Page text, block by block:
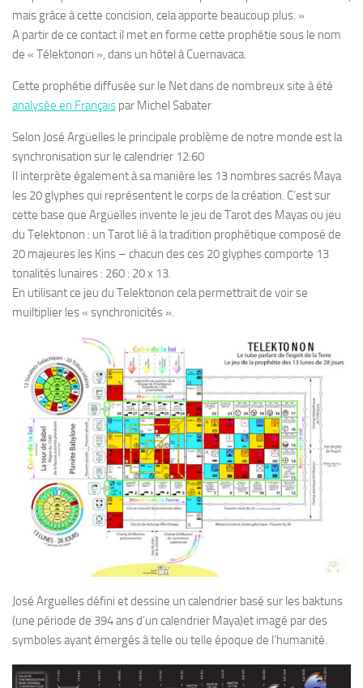
mais grâce à cette concision, cela apporte beaucoup plus. »
A partir de ce contact il met en forme cette prophétie sous le nom
de « Télektonon », dans un hôtel à Cuernavaca.
Cette prophétie diffusée sur le Net dans de nombreux site à été
analysée en Français par Michel Sabater
Selon José Argüelles le principale problème de notre monde est la
synchronisation sur le calendrier 12:60
Il interprète également à sa manière les 13 nombres sacrés Maya
les 20 glyphes qui représentent le corps de la création. C’est sur
cette base que Argüelles invente le jeu de Tarot des Mayas ou jeu
du Telektonon : un Tarot lié à la tradition prophétique composé de
20 majeures les Kins – chacun des ces 20 glyphes comporte 13
tonalités lunaires : 260 : 20 x 13.
En utilisant ce jeu du Telektonon cela permettrait de voir se
muiltiplier les « synchronicités ».
José Arguelles défini et dessine un calendrier basé sur les baktuns
(une période de 394 ans d’un calendrier Maya)et imagé par des
symboles ayant émergés à telle ou telle époque de l’humanité.